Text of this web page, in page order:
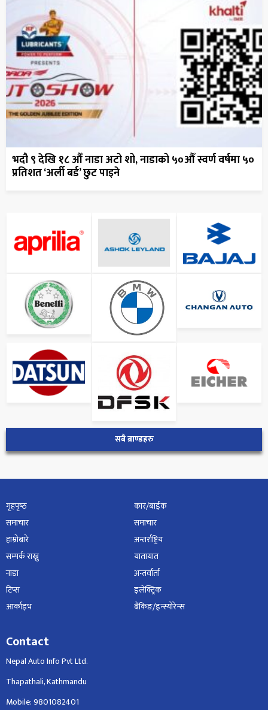
भदौ ९ देखि १८ औँ नाडा अटो शो, नाडाको ५०औँ स्वर्ण वर्षमा ५०
प्रतिशत ‘अर्ली बर्ड’ छुट पाइने
सबै ब्राण्डहरु
गृहपृष्‍ठ
समाचार
हाम्रोबारे
सम्पर्क राख्नु
नाडा
टिप्स
आर्काइभ
कार/बाईक
समाचार
अन्तर्राष्ट्रिय
यातायात
अन्तर्वार्ता
इलेक्ट्रिक
बैंकिङ/इन्स्योरेन्स
Contact
Nepal Auto Info Pvt Ltd.
Thapathali, Kathmandu
Mobile: 9801082401